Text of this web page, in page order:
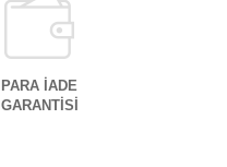
PARA İADE
GARANTİSİ